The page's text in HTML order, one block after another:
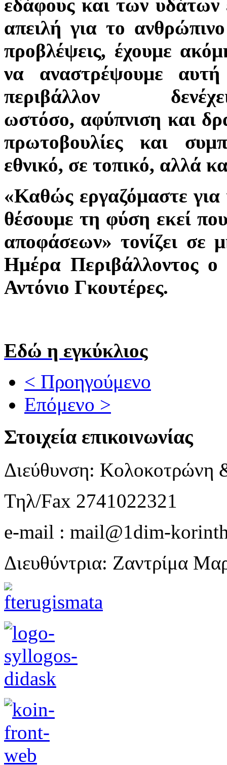
εδάφους και των υδάτων
απειλή για το
προβλέψεις, έχουμε
να αναστρέψουμε
περιβάλλον δεν
ωστόσο, αφύπνιση και
πρωτοβουλίες και
εθνικό, σε τοπικό, αλλά
«Καθώς εργαζόμαστε
θέσουμε τη φύση εκεί
αποφάσεων» τονίζει σε
Ημέρα Περιβάλλοντος
Αντόνιο Γκουτέρες.
Εδώ η εγκύκλιος
< Προηγούμενο
Επόμενο >
Στοιχεία επικοινωνίας
Διεύθυνση: Κολοκοτρώνη
Τηλ/Fax 2741022321
e-mail : mail@1dim-
Διευθύντρια: Ζαντρίμα